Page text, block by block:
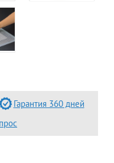
Гарантия 360 дней